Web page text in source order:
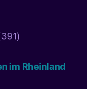
im Rheinland